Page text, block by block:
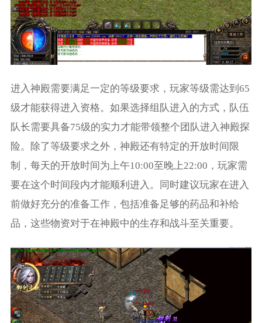
进入神殿需要满足一定的等级要求，玩家等级需达到65
级才能获得进入资格。如果选择组队进入的方式，队伍
队长需要具备75级的实力才能带领整个团队进入神殿探
险。除了等级要求之外，神殿还有特定的开放时间限
制，每天的开放时间为上午10:00至晚上22:00，玩家需
要在这个时间段内才能顺利进入。同时建议玩家在进入
前做好充分的准备工作，包括准备足够的药品和补给
品，这些物资对于在神殿中的生存和战斗至关重要。